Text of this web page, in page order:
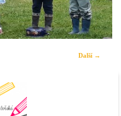
Další →